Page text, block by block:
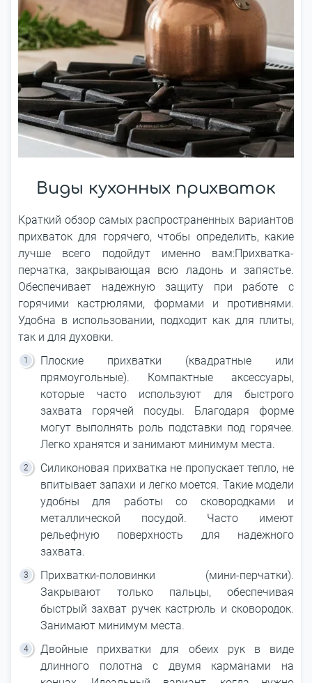
Виды кухонных прихваток
Краткий обзор самых распространенных вариантов
прихваток для горячего, чтобы определить, какие
лучше всего подойдут именно вам:Прихватка-
перчатка, закрывающая всю ладонь и запястье.
Обеспечивает надежную защиту при работе с
горячими кастрюлями, формами и противнями.
Удобна в использовании, подходит как для плиты,
так и для духовки.
Плоские прихватки (квадратные или
прямоугольные). Компактные аксессуары,
которые часто используют для быстрого
захвата горячей посуды. Благодаря форме
могут выполнять роль подставки под горячее.
Легко хранятся и занимают минимум места.
Силиконовая прихватка не пропускает тепло, не
впитывает запахи и легко моется. Такие модели
удобны для работы со сковородками и
металлической посудой. Часто имеют
рельефную поверхность для надежного
захвата.
Прихватки-половинки (мини-перчатки).
Закрывают только пальцы, обеспечивая
быстрый захват ручек кастрюль и сковородок.
Занимают минимум места.
Двойные прихватки для обеих рук в виде
длинного полотна с двумя карманами на